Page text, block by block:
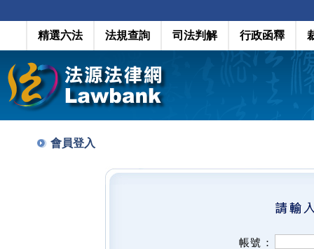
精選六法 法規查詢 司法判解 行政函釋
會員登入
帳號：